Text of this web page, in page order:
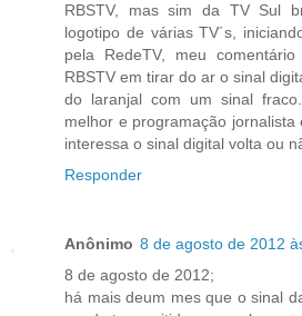
RBSTV, mas sim da TV Sul
logotipo de várias TV´s,
pela RedeTV, meu
RBSTV em tirar do ar o sinal
do laranjal com um sinal
melhor e programação
interessa o sinal digital volta ou
Responder
Anônimo 8 de agosto de 2012
8 de agosto de 2012;
há mais deum mes que o sinal